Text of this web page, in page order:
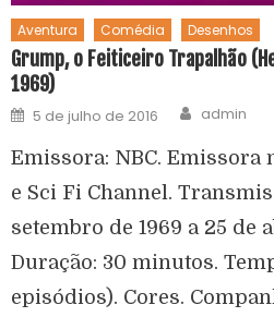
Aventura Comédia Desenhos
Grump, o Feiticeiro Trapalhão
1969)
5 de julho de 2016 admin
Emissora: NBC. Emissora
e Sci Fi Channel.
setembro de 1969 a 25 de
Duração: 30 minutos.
episódios). Cores.